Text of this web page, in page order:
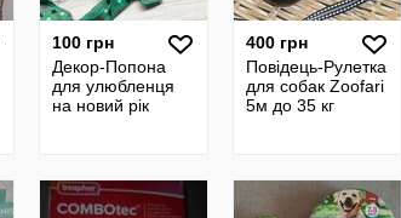
100 грн
Декор-Попона
для улюбленця
на новий рік
400 грн
Повідець-Рулетка
для собак Zoofari
5м до 35 кг